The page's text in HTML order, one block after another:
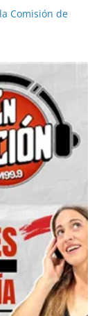
Comisión de